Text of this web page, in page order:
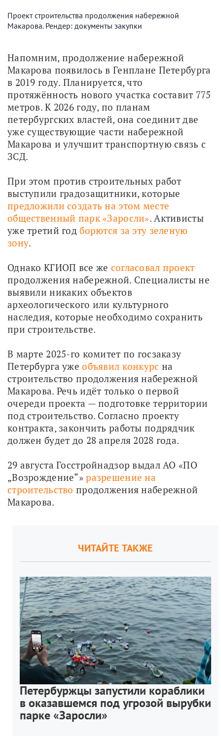
Проект строительства продолжения набережной
Макарова. Рендер: документы закупки
Напомним, продолжение набережной
Макарова появилось в Генплане Петербурга
в 2019 году. Планируется, что
протяжённость нового участка составит 775
метров. К 2026 году, по планам
петербургских властей, она соединит две
уже существующие части набережной
Макарова и улучшит транспортную связь с
ЗСД.
При этом против строительных работ
предложили создать на этом месте
общественный парк «Заросли». Активисты
уже третий год борются за эту зеленую
зону.
Однако КГИОП все же согласовал проект
продолжения набережной. Специалисты не
выявили никаких объектов
археологического или культурного
наследия, которые необходимо сохранить
при строительстве.
В марте 2025-го комитет по госзаказу
Петербурга уже объявил конкурс на
строительство продолжения набережной
Макарова. Речь идёт только о первой
очереди проекта — подготовке территории
под строительство. Согласно проекту
контракта, закончить работы подрядчик
должен будет до 28 апреля 2028 года.
29 августа Госстройнадзор выдал АО «ПО
„Возрождение“» разрешение на
строительство продолжения набережной
Макарова.
ЧИТАЙТЕ ТАКЖЕ
Петербуржцы запустили кораблики
в оказавшемся под угрозой вырубки
парке «Заросли»